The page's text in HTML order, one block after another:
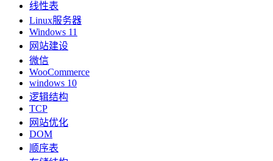
线性表
Linux服务器
Windows 11
网站建设
微信
WooCommerce
windows 10
逻辑结构
TCP
网站优化
DOM
顺序表